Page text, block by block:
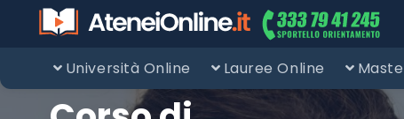
Università Online Lauree Online